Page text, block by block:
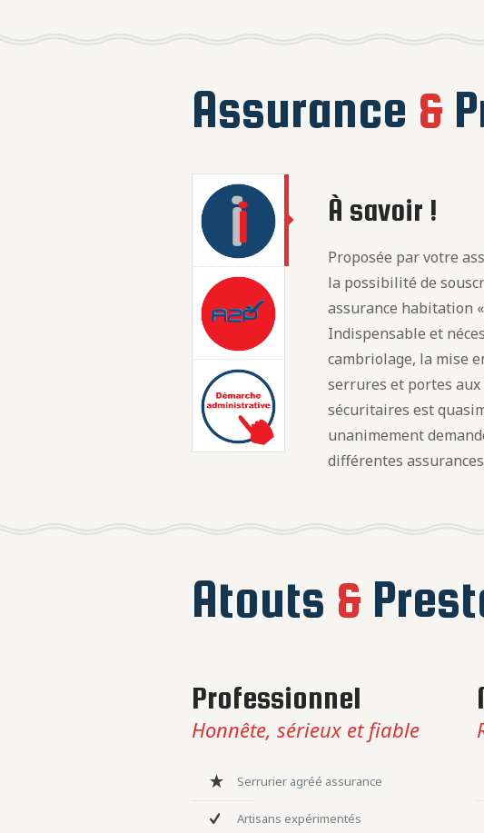
Assurance &
À savoir !
Proposée par votre
la possibilité de
assurance habitation
Indispensable et
cambriolage, la mise
serrures et portes aux
sécuritaires est
unanimement
différentes
Atouts &
Professionnel
Honnête, sérieux et fiable
Serrurier agréé assurance
Artisans expérimentés